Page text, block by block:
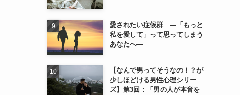
愛されたい症候群 ―「もっと
私を愛して」って思ってしまう
あなたへ―
【なんで男ってそうなの！？が
少しほどける男性心理シリー
ズ】第3回：「男の人が本音を